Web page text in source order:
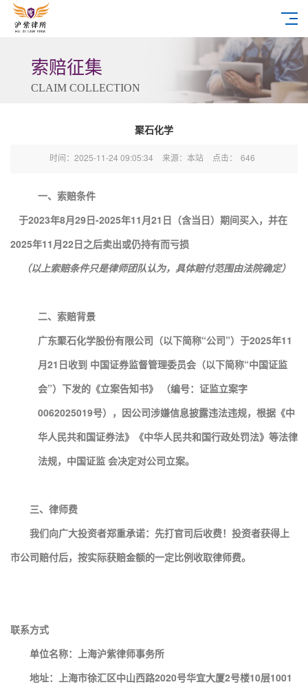
索赔征集
CLAIM COLLECTION
聚石化学
时间：2025-11-24 09:05:34 来源：本站 点击： 646
一、索赔条件
于2023年8月29日-2025年11月21日（含当日）期间买入，并在
2025年11月22日之后卖出或仍持有而亏损
（以上索赔条件只是律师团队认为，具体赔付范围由法院确定）
二、索赔背景
广东聚石化学股份有限公司（以下简称“公司”）于2025年11
月21日收到 中国证券监督管理委员会（以下简称“中国证监
会”）下发的《立案告知书》 （编号：证监立案字
0062025019号），因公司涉嫌信息披露违法违规，根据《中
华人民共和国证券法》《中华人民共和国行政处罚法》等法律
法规，中国证监 会决定对公司立案。
三、律师费
我们向广大投资者郑重承诺：先打官司后收费！投资者获得上
市公司赔付后，按实际获赔金额的一定比例收取律师费。
联系方式
单位名称：上海沪紫律师事务所
地址：上海市徐汇区中山西路2020号华宜大厦2号楼10层1001